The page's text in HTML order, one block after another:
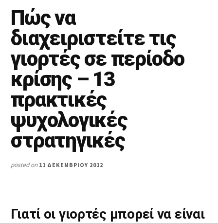
Πώς να
διαχειριστείτε τις
γιορτές σε περίοδο
κρίσης – 13
πρακτικές
ψυχολογικές
στρατηγικές
posted on 11 ΔΕΚΕΜΒΡΊΟΥ 2012
Γιατί οι γιορτές μπορεί να είναι